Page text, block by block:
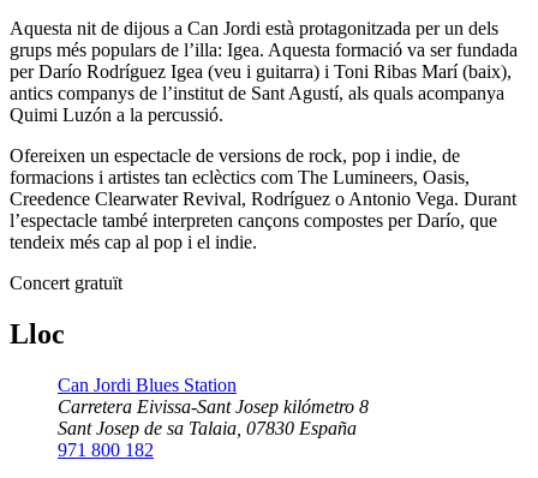
Aquesta nit de dijous a Can Jordi està protagonitzada per un dels
grups més populars de l’illa: Igea. Aquesta formació va ser fundada
per Darío Rodríguez Igea (veu i guitarra) i Toni Ribas Marí (baix),
antics companys de l’institut de Sant Agustí, als quals acompanya
Quimi Luzón a la percussió.
Ofereixen un espectacle de versions de rock, pop i indie, de
formacions i artistes tan eclèctics com The Lumineers, Oasis,
Creedence Clearwater Revival, Rodríguez o Antonio Vega. Durant
l’espectacle també interpreten cançons compostes per Darío, que
tendeix més cap al pop i el indie.
Concert gratuït
Lloc
Can Jordi Blues Station
Carretera Eivissa-Sant Josep kilómetro 8
Sant Josep de sa Talaia 07830 España
971 800 182